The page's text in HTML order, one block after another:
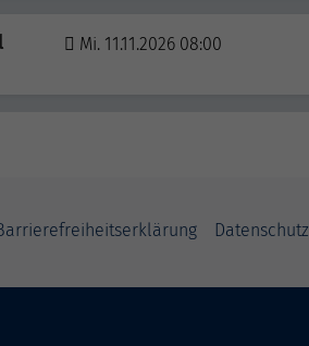
Mi. 11.11.2026 08:00
Datenschutz